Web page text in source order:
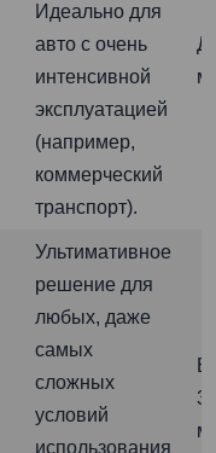
Идеально для
авто с очень
интенсивной
эксплуатацией
(например,
коммерческий
транспорт).
Ультимативное
решение для
любых, даже
самых
сложных
условий
использования